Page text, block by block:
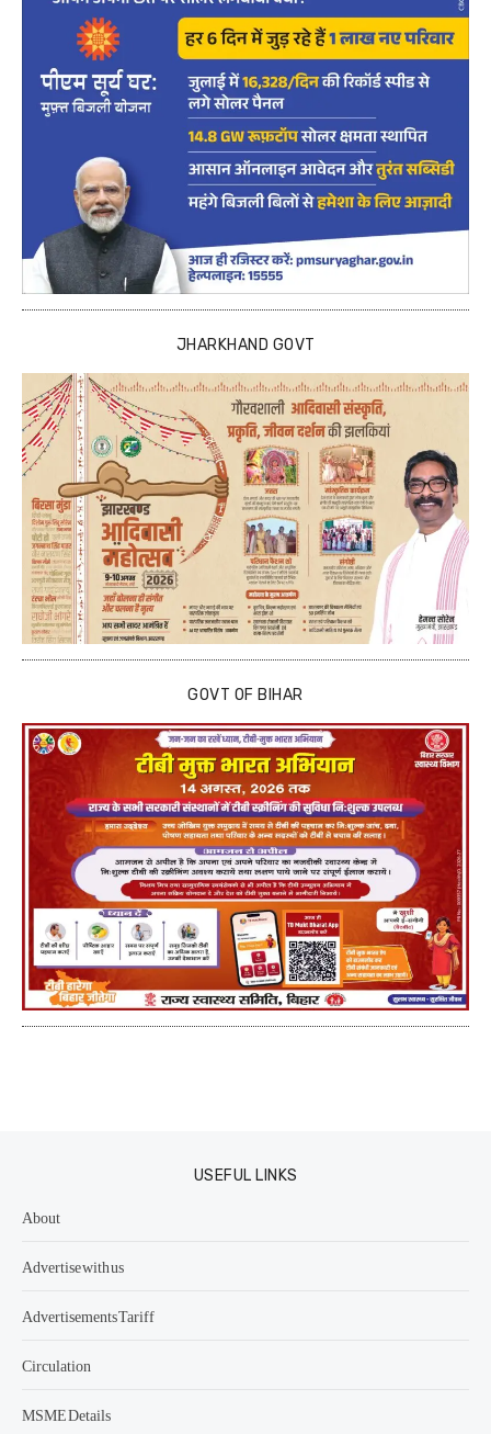
JHARKHAND GOVT
GOVT OF BIHAR
USEFUL LINKS
About
Advertise with us
Advertisements Tariff
Circulation
MSME Details